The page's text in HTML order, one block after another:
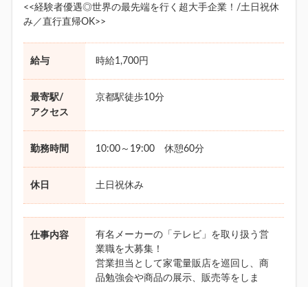
<<経験者優遇◎世界の最先端を行く超大手企業！/土日祝休
み／直行直帰OK>>
給与 時給1,700円
最寄駅/
アクセス
京都駅徒歩10分
勤務時間 10:00～19:00 休憩60分
休日 土日祝休み
仕事内容
有名メーカーの「テレビ」を取り扱う営
業職を大募集！
営業担当として家電量販店を巡回し、商
品勉強会や商品の展示、販売等をしま